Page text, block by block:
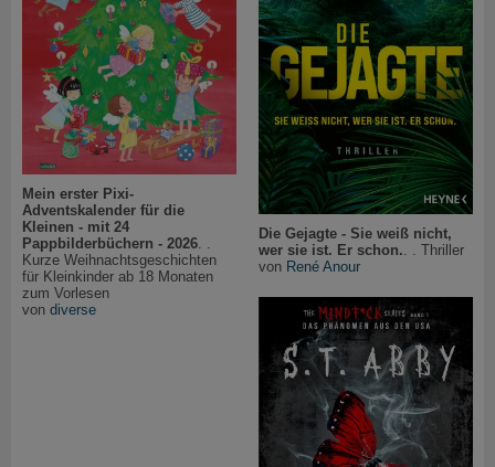
Mein erster Pixi-
Adventskalender für die
Kleinen - mit 24
Pappbilderbüchern - 2026. .
Kurze Weihnachtsgeschichten
für Kleinkinder ab 18 Monaten
zum Vorlesen
von diverse
Die Gejagte - Sie weiß nicht,
wer sie ist. Er schon. . . Thriller
von René Anour